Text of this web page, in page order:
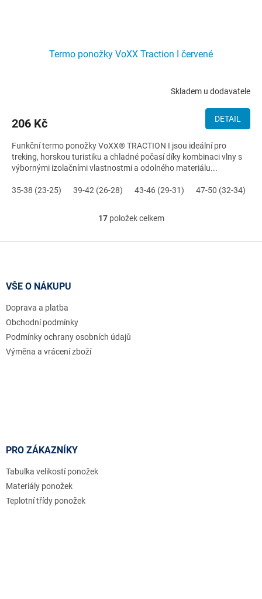
Termo ponožky VoXX Traction I červené
Skladem u dodavatele
206 Kč DETAIL
Funkční termo ponožky VoXX® TRACTION I jsou ideální pro
treking, horskou turistiku a chladné počasí díky kombinaci vlny s
výbornými izolačními vlastnostmi a odolného materiálu...
35-38 (23-25) 39-42 (26-28) 43-46 (29-31) 47-50 (32-34)
O
l
v
17položek celkem
VŠE O NÁKUPU
Doprava a platba
Obchodní podmínky
Podmínky ochrany osobních údajů
Výměna a vrácení zboží
PRO ZÁKAZNÍKY
Tabulka velikostí ponožek
Materiály ponožek
Teplotní třídy ponožek